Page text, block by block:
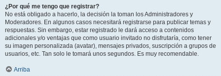
¿Por qué me tengo que registrar?
No está obligado a hacerlo, la decisión la toman los Administradores y
Moderadores. En algunos casos necesitará registrarse para publicar temas y
respuestas. Sin embargo, estar registrado le dará acceso a contenidos
adicionales y/o ventajas que como usuario invitado no disfrutaría, como tener
su imagen personalizada (avatar), mensajes privados, suscripción a grupos de
usuarios, etc. Tan solo le tomará unos segundos. Es muy recomendable.
Arriba